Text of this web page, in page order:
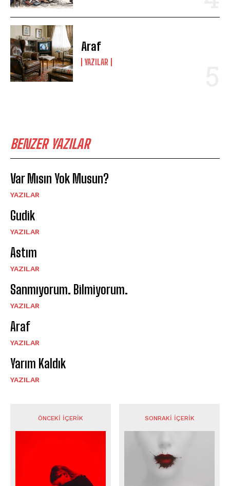
Araf
YAZILAR
BENZER YAZILAR
Var Mısın Yok Musun?
YAZILAR
Gudik
YAZILAR
Astım
YAZILAR
Sanmıyorum. Bilmiyorum.
YAZILAR
Araf
YAZILAR
Yarım Kaldık
YAZILAR
ÖNCEKI İÇERIK SONRAKI İÇERIK